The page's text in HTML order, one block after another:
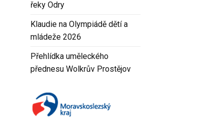
řeky Odry
Klaudie na Olympiádě dětí a
mládeže 2026
Přehlídka uměleckého
přednesu Wolkrův Prostějov